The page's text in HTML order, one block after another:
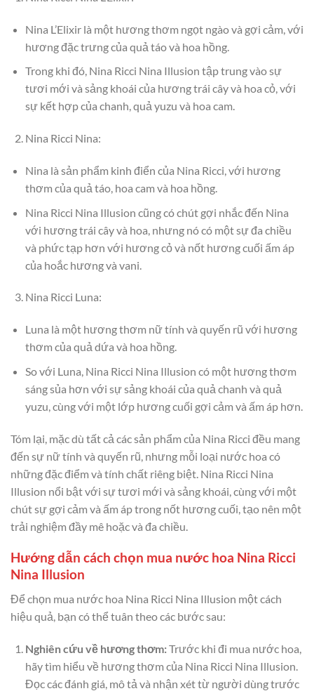
Nina L’Elixir là một hương thơm ngọt ngào và gợi cảm, với
hương đặc trưng của quả táo và hoa hồng.
Trong khi đó, Nina Ricci Nina Illusion tập trung vào sự
tươi mới và sảng khoái của hương trái cây và hoa cỏ, với
sự kết hợp của chanh, quả yuzu và hoa cam.
Nina Ricci Nina:
Nina là sản phẩm kinh điển của Nina Ricci, với hương
thơm của quả táo, hoa cam và hoa hồng.
Nina Ricci Nina Illusion cũng có chút gợi nhắc đến Nina
với hương trái cây và hoa, nhưng nó có một sự đa chiều
và phức tạp hơn với hương cỏ và nốt hương cuối ấm áp
của hoắc hương và vani.
Nina Ricci Luna:
Luna là một hương thơm nữ tính và quyến rũ với hương
thơm của quả dứa và hoa hồng.
So với Luna, Nina Ricci Nina Illusion có một hương thơm
sáng sủa hơn với sự sảng khoái của quả chanh và quả
yuzu, cùng với một lớp hương cuối gợi cảm và ấm áp hơn.
Tóm lại, mặc dù tất cả các sản phẩm của Nina Ricci đều mang
đến sự nữ tính và quyến rũ, nhưng mỗi loại nước hoa có
những đặc điểm và tính chất riêng biệt. Nina Ricci Nina
Illusion nổi bật với sự tươi mới và sảng khoái, cùng với một
chút sự gợi cảm và ấm áp trong nốt hương cuối, tạo nên một
trải nghiệm đầy mê hoặc và đa chiều.
Hướng dẫn cách chọn mua nước hoa Nina Ricci
Nina Illusion
Để chọn mua nước hoa Nina Ricci Nina Illusion một cách
hiệu quả, bạn có thể tuân theo các bước sau:
Nghiên cứu về hương thơm:Trước khi đi mua nước hoa,
hãy tìm hiểu về hương thơm của Nina Ricci Nina Illusion.
Đọc các đánh giá, mô tả và nhận xét từ người dùng trước